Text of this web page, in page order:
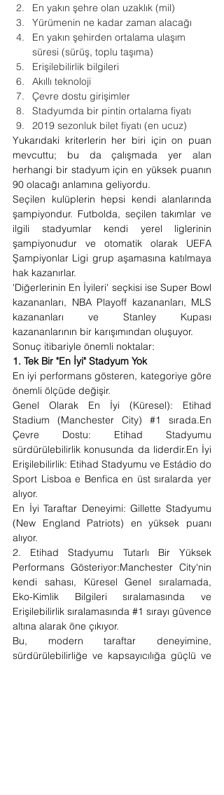
En yakın şehre olan uzaklık (mil)
Yürümenin ne kadar zaman alacağı
En yakın şehirden ortalama ulaşım
süresi (sürüş, toplu taşıma)
Erişilebilirlik bilgileri
Akıllı teknoloji
Çevre dostu girişimler
Stadyumda bir pintin ortalama fiyatı
2019 sezonluk bilet fiyatı (en ucuz)
Yukarıdaki kriterlerin her biri için on puan
mevcuttu; bu da çalışmada yer alan
herhangi bir stadyum için en yüksek puanın
90 olacağı anlamına geliyordu.
Seçilen kulüplerin hepsi kendi alanlarında
şampiyondur. Futbolda, seçilen takımlar ve
ilgili stadyumlar kendi yerel liglerinin
şampiyonudur ve otomatik olarak UEFA
Şampiyonlar Ligi grup aşamasına katılmaya
hak kazanırlar.
'Diğerlerinin En İyileri' seçkisi ise Super Bowl
kazananları, NBA Playoff kazananları, MLS
kazananları ve Stanley Kupası
kazananlarının bir karışımından oluşuyor.
Sonuç itibariyle önemli noktalar:
1. Tek Bir "En İyi" Stadyum Yok
En iyi performans gösteren, kategoriye göre
önemli ölçüde değişir.
Genel Olarak En İyi (Küresel): Etihad
Stadium (Manchester City) #1
sırada.En
Çevre Dostu: Etihad Stadyumu
sürdürülebilirlik konusunda da liderdir.En İyi
Erişilebilirlik: Etihad Stadyumu ve Estádio do
Sport Lisboa e Benfica en üst sıralarda yer
alıyor.
En İyi Taraftar Deneyimi: Gillette Stadyumu
(New England Patriots) en yüksek puanı
alıyor.
2. Etihad Stadyumu Tutarlı Bir Yüksek
Performans Gösteriyor:Manchester City'nin
kendi sahası, Küresel Genel sıralamada,
Eko-Kimlik Bilgileri sıralamasında ve
Erişilebilirlik sıralamasında #1 sırayı güvence
altına alarak öne çıkıyor.
Bu, modern taraftar deneyimine,
sürdürülebilirliğe ve kapsayıcılığa güçlü ve